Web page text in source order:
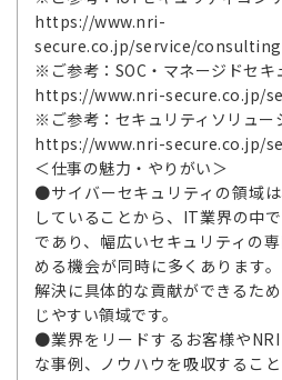
https://www.nri-
secure.co.jp/service/
※ご参考：SOC・マネージドセキ
https://www.nri-secure.co.jp/
※ご参考：セキュリティソリュー
https://www.nri-secure.co.jp/
＜仕事の魅力・やりがい＞
●サイバーセキュリティの領域
していることから、IT業界の中
であり、幅広いセキュリティの
める機会が同時に多くあります
解決に具体的な貢献ができるた
じやすい領域です。
●業界をリードするお客様や
な事例、ノウハウを吸収するこ